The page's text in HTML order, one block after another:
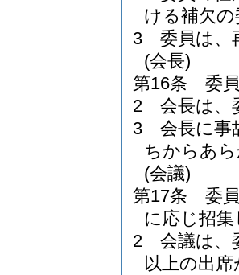
ける補欠
3
委員は、
(会長)
第16条
委
2
会長は、
3
会長に事
ちからあ
(会議)
第17条
委
に応じ招
2
会議は、
以上の出